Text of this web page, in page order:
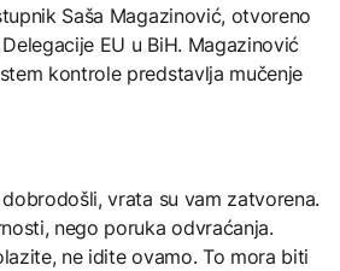
Saša Magazinović, otvoreno
EU u BiH. Magazinović
kontrole predstavlja mučenje
vrata su vam zatvorena.
nego poruka odvraćanja.
ne idite ovamo. To mora biti